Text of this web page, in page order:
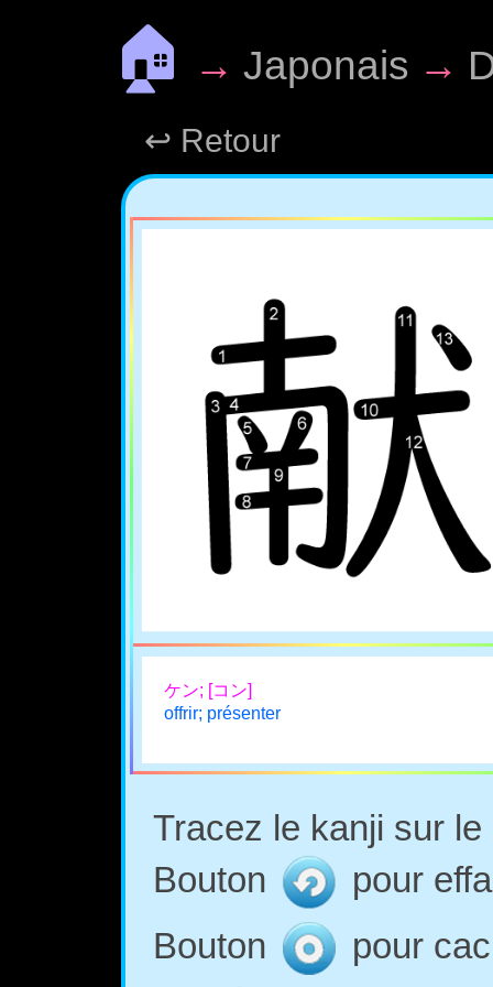
🏠 → Japonais →
↩ Retour
ケン; [コン]
offrir; présenter
Tracez le kanji sur
Bouton
pour
Bouton
pour